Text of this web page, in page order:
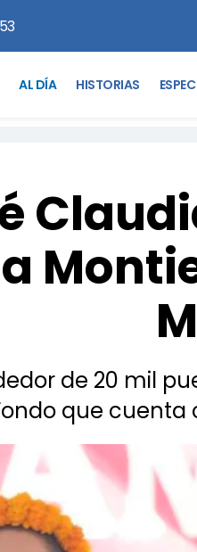
AL DÍA HISTORIAS
de 20 mil
que cuenta